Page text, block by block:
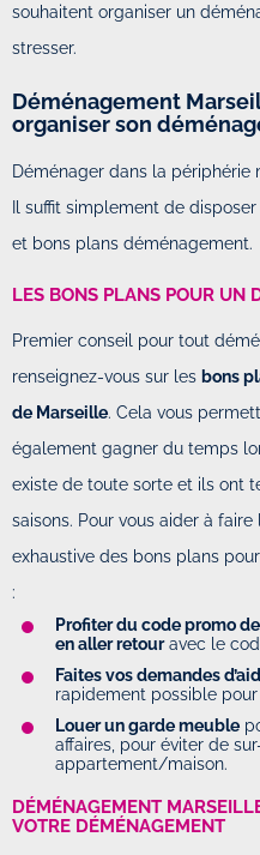
souhaitent organiser un
stresser.
Déménagement
organiser son
Déménager dans la périphérie
Il suffit simplement de
et bons plans déménagement.
LES BONS PLANS POUR UN
Premier conseil pour tout
renseignez-vous sur les bons
de Marseille. Cela vous
également gagner du temps
existe de toute sorte et ils ont
saisons. Pour vous aider à
exhaustive des bons plans
:
Profiter du code promo
en aller retouravec le
Faites vos demandes
rapidement possible
Louer un garde meuble
affaires, pour éviter de
appartement/maison.
DÉMÉNAGEMENT
VOTRE DÉMÉNAGEMENT